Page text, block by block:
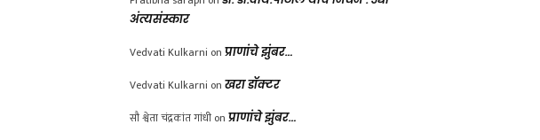
अंत्यसंस्कार
Vedvati Kulkarni on प्राणांचे झुंबर…
Vedvati Kulkarni on खरा डॉक्टर
सौ श्वेता चंद्रकांत गांधी on प्राणांचे झुंबर…